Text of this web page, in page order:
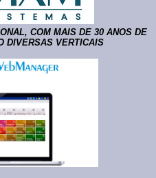
COM MAIS DE 30 ANOS DE
DIVERSAS VERTICAIS